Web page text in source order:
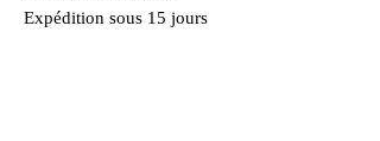
Expédition sous 15 jours